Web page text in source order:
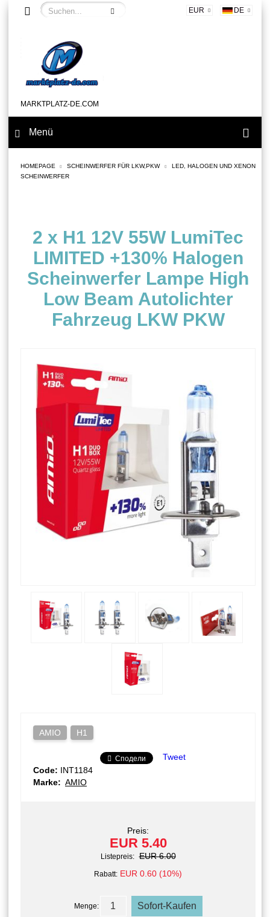
EUR DE
MARKTPLATZ-DE.COM
Menü
HOMEPAGE SCHEINWERFER FÜR LKW,PKW
LED, HALOGEN UND XENON
SCHEINWERFER
2 x H1 12V 55W LumiTec
LIMITED +130% Halogen
Scheinwerfer Lampe High
Low Beam Autolichter
Fahrzeug LKW PKW
AMIO H1
Сподели
Tweet
Code: INT1184
Marke: AMIO
Preis:
EUR 5.40
Listepreis: EUR 6.00
Rabatt: EUR 0.60 (10%)
Menge: